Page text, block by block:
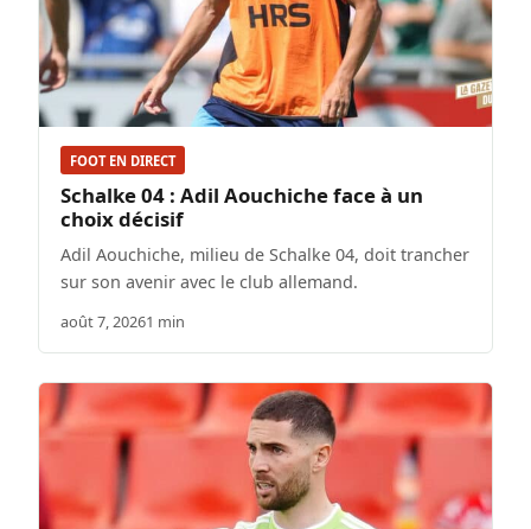
FOOT EN DIRECT
Schalke 04 : Adil Aouchiche face à un
choix décisif
Adil Aouchiche, milieu de Schalke 04, doit trancher
sur son avenir avec le club allemand.
août 7, 20261 min